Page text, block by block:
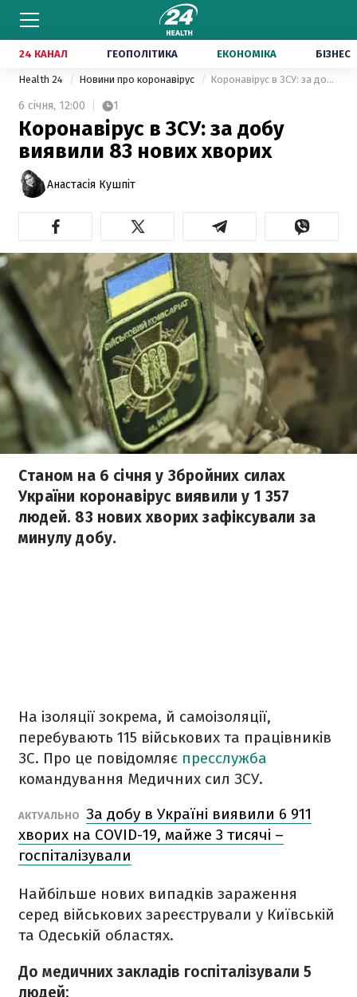
24 КАНАЛ ГЕОПОЛІТИКА ЕКОНОМІКА БІЗНЕС
Health 24 Новини про коронавірус Коронавірус в ЗСУ: за добу виявили 83 нових хворих
6 січня, 12:00 1
Коронавірус в ЗСУ: за добу
виявили 83 нових хворих
Анастасія Кушпіт
Станом на 6 січня у Збройних силах
України коронавірус виявили у 1 357
людей. 83 нових хворих зафіксували за
минулу добу.
На ізоляції зокрема, й самоізоляції,
перебувають 115 військових та працівників
ЗС. Про це повідомляє пресслужба
командування Медичних сил ЗСУ.
АКТУАЛЬНО За добу в Україні виявили 6 911
хворих на COVID-19, майже 3 тисячі –
госпіталізували
Найбільше нових випадків зараження
серед військових зареєстрували у Київській
та Одеській областях.
До медичних закладів госпіталізували 5
людей: